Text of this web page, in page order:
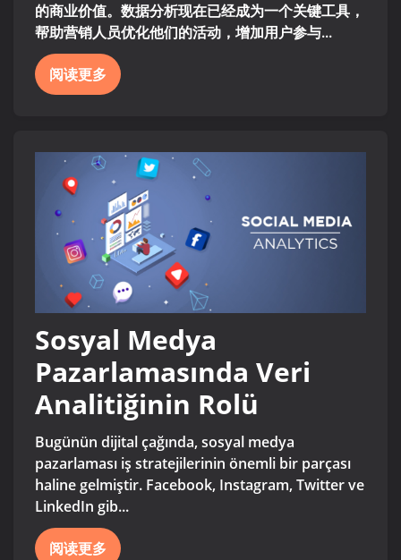
的商业价值。数据分析现在已经成为一个关键工具，
帮助营销人员优化他们的活动，增加用户参与...
阅读更多
Sosyal Medya
Pazarlamasında Veri
Analitiğinin Rolü
Bugünün dijital çağında, sosyal medya
pazarlaması iş stratejilerinin önemli bir parçası
haline gelmiştir. Facebook, Instagram, Twitter ve
LinkedIn gib...
阅读更多